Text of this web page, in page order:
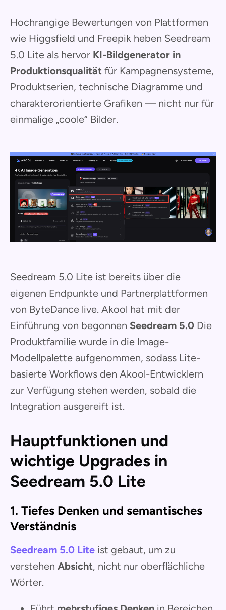
Hochrangige Bewertungen von Plattformen
wie Higgsfield und Freepik heben Seedream
5.0 Lite als hervor KI-Bildgenerator in
Produktionsqualität für Kampagnensysteme,
Produktserien, technische Diagramme und
charakterorientierte Grafiken — nicht nur für
einmalige „coole“ Bilder.
Seedream 5.0 Lite ist bereits über die
eigenen Endpunkte und Partnerplattformen
von ByteDance live. Akool hat mit der
Einführung von begonnen Seedream 5.0 Die
Produktfamilie wurde in die Image-
Modellpalette aufgenommen, sodass Lite-
basierte Workflows den Akool-Entwicklern
zur Verfügung stehen werden, sobald die
Integration ausgereift ist.
Hauptfunktionen und
wichtige Upgrades in
Seedream 5.0 Lite
1. Tiefes Denken und semantisches
Verständnis
Seedream 5.0 Lite ist gebaut, um zu
verstehen Absicht, nicht nur oberflächliche
Wörter.